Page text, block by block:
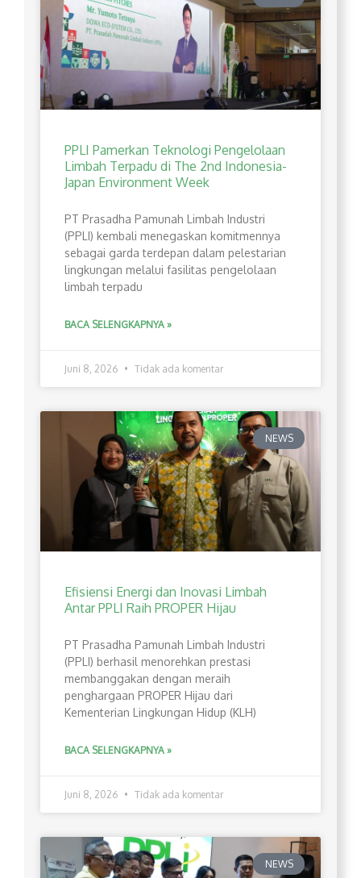
PPLI Pamerkan Teknologi Pengelolaan
Limbah Terpadu di The 2nd Indonesia-
Japan Environment Week
PT Prasadha Pamunah Limbah Industri
(PPLI) kembali menegaskan komitmennya
sebagai garda terdepan dalam pelestarian
lingkungan melalui fasilitas pengelolaan
limbah terpadu
BACA SELENGKAPNYA »
Juni 8, 2026 Tidak ada komentar
NEWS
Efisiensi Energi dan Inovasi Limbah
Antar PPLI Raih PROPER Hijau
PT Prasadha Pamunah Limbah Industri
(PPLI) berhasil menorehkan prestasi
membanggakan dengan meraih
penghargaan PROPER Hijau dari
Kementerian Lingkungan Hidup (KLH)
BACA SELENGKAPNYA »
Juni 8, 2026 Tidak ada komentar
NEWS